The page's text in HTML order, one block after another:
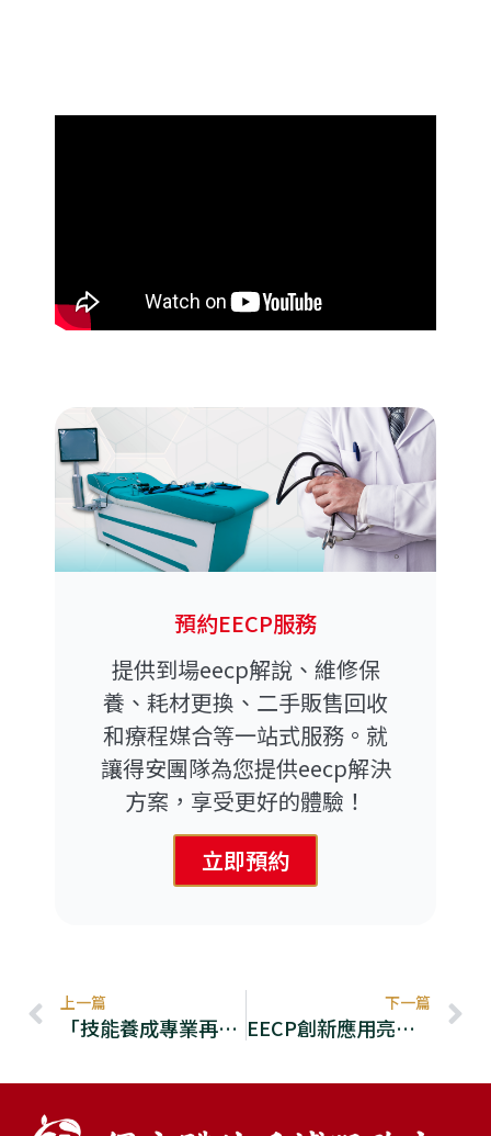
預約EECP服務
提供到場eecp解說、維修保
養、耗材更換、二手販售回收
和療程媒合等一站式服務。就
讓得安團隊為您提供eecp解決
方案，享受更好的體驗！
立即預約
上一頁
上一篇
「技能養成專業再提升！」｜EECP原廠教育訓練
下一篇
EECP創新應用亮相台中金典酒店 | 中區周邊介入同好會精彩回顧